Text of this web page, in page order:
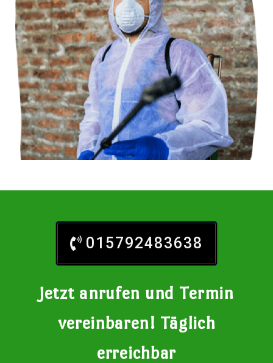
015792483638
Jetzt anrufen und Termin
vereinbaren! Täglich
erreichbar